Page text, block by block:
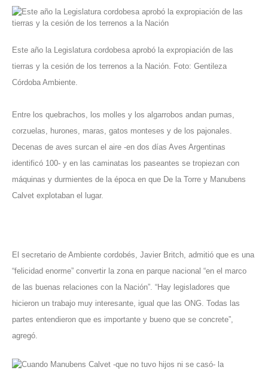
Este año la Legislatura cordobesa aprobó la expropiación de las
tierras y la cesión de los terrenos a la Nación. Foto: Gentileza
Córdoba Ambiente.
Entre los quebrachos, los molles y los algarrobos andan pumas,
corzuelas, hurones, maras, gatos monteses y de los pajonales.
Decenas de aves surcan el aire -en dos días Aves Argentinas
identificó 100- y en las caminatas los paseantes se tropiezan con
máquinas y durmientes de la época en que De la Torre y Manubens
Calvet explotaban el lugar.
El secretario de Ambiente cordobés, Javier Britch, admitió que es una
“felicidad enorme” convertir la zona en parque nacional “en el marco
de las buenas relaciones con la Nación”. “Hay legisladores que
hicieron un trabajo muy interesante, igual que las ONG. Todas las
partes entendieron que es importante y bueno que se concrete”,
agregó.